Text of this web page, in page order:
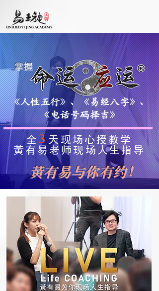
掌握
《人性五行》、《易经八字》、
《电话号码择吉》
全 3 天现场心授教学
黃有易老师现场人生指导
黃有易与你有约！